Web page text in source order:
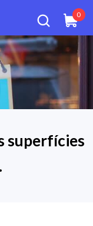
0
superfícies